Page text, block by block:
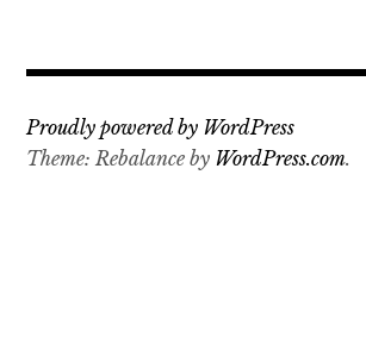
Proudly powered by WordPress
Theme: Rebalance by WordPress.com.